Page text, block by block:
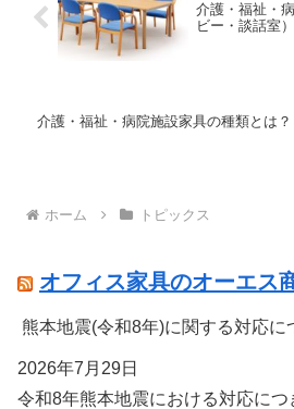
介護・福祉・
ビー・談話室）
介護・福祉・病院施設家具の種類とは？
ホーム トピックス
オフィス家具のオーエス
熊本地震(令和8年)に関する対応に
2026年7月29日
令和8年熊本地震における対応に